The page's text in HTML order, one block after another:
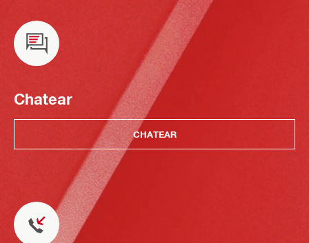
Chatear
CHATEAR